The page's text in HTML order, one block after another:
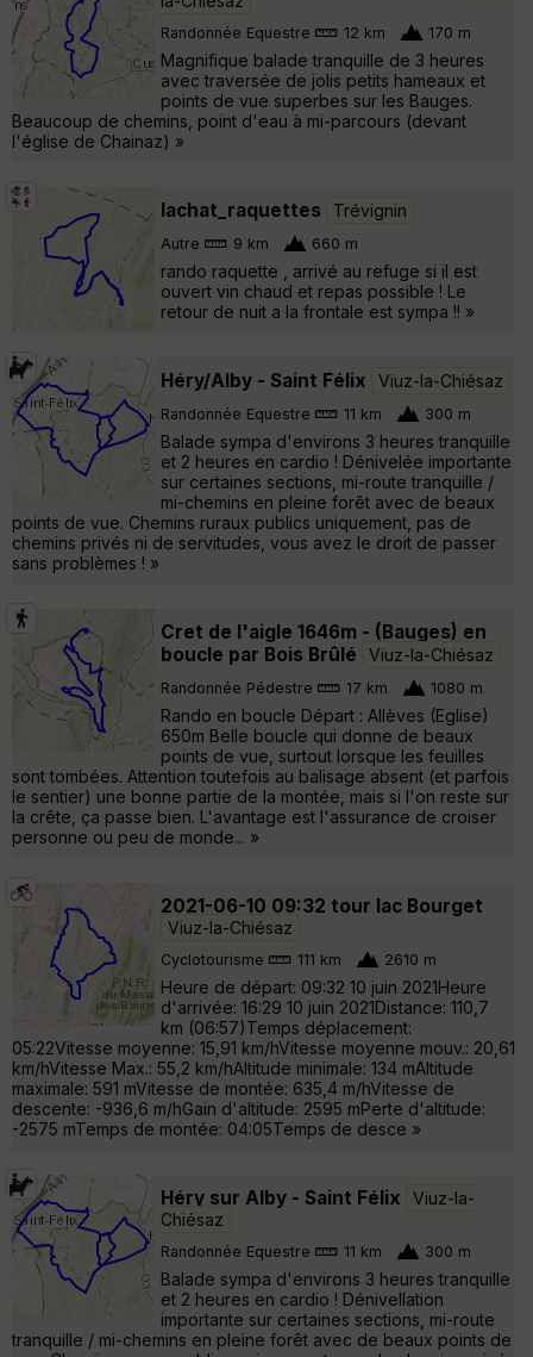
Randonnée Equestre 12 km 170 m
Magnifique balade tranquille de 3 heures
avec traversée de jolis petits hameaux et
points de vue superbes sur les Bauges.
Beaucoup de chemins, point d'eau à mi-parcours (devant
l'église de Chainaz) »
lachat_raquettes Trévignin
Autre 9 km 660 m
rando raquette , arrivé au refuge si il est
ouvert vin chaud et repas possible ! Le
retour de nuit a la frontale est sympa !! »
Héry/Alby - Saint Félix Viuz-la-Chiésaz
Randonnée Equestre 11 km 300 m
Balade sympa d'environs 3 heures tranquille
et 2 heures en cardio ! Dénivelée importante
sur certaines sections, mi-route tranquille /
mi-chemins en pleine forêt avec de beaux
points de vue. Chemins ruraux publics uniquement, pas de
chemins privés ni de servitudes, vous avez le droit de passer
sans problèmes ! »
Cret de l'aigle 1646m - (Bauges) en
boucle par Bois Brûlé
Viuz-la-Chiésaz
Randonnée Pédestre 17 km 1080 m
Rando en boucle Départ : Allèves (Eglise)
650m Belle boucle qui donne de beaux
points de vue, surtout lorsque les feuilles
sont tombées. Attention toutefois au balisage absent (et parfois
le sentier) une bonne partie de la montée, mais si l'on reste sur
la crête, ça passe bien. L'avantage est l'assurance de croiser
personne ou peu de monde... »
2021-06-10 09:32 tour lac Bourget
Viuz-la-Chiésaz
Cyclotourisme 111 km 2610 m
Heure de départ: 09:32 10 juin 2021Heure
d'arrivée: 16:29 10 juin 2021Distance: 110,7
km (06:57)Temps déplacement:
05:22Vitesse moyenne: 15,91 km/hVitesse moyenne mouv.: 20,61
km/hVitesse Max.: 55,2 km/hAltitude minimale: 134 mAltitude
maximale: 591 mVitesse de montée: 635,4 m/hVitesse de
descente: -936,6 m/hGain d'altitude: 2595 mPerte d'altitude:
-2575 mTemps de montée: 04:05Temps de desce »
Héry sur Alby - Saint Félix
Viuz-la-
Chiésaz
Randonnée Equestre 11 km 300 m
Balade sympa d'environs 3 heures tranquille
et 2 heures en cardio ! Dénivellation
importante sur certaines sections, mi-route
tranquille / mi-chemins en pleine forêt avec de beaux points de